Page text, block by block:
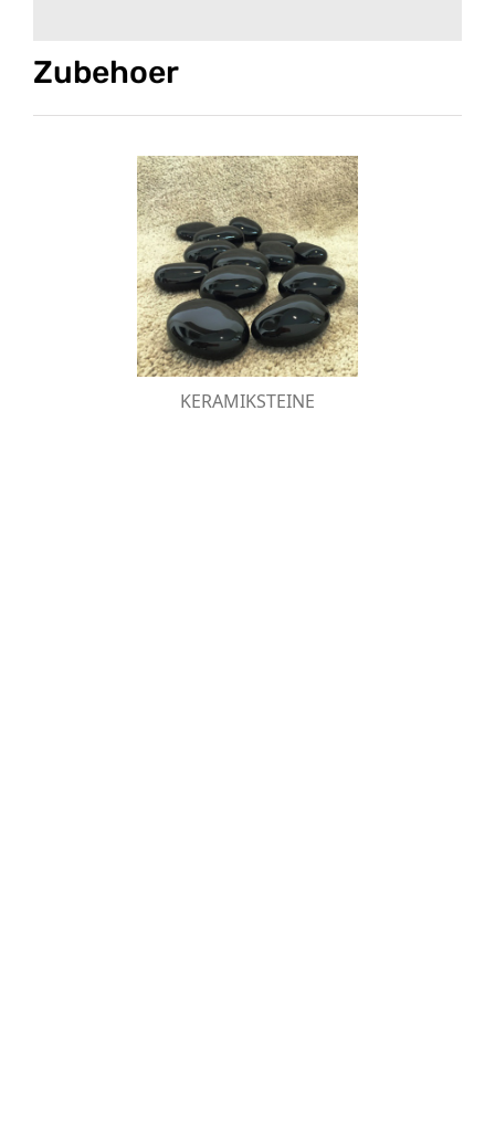
Zubehoer
KERAMIKSTEINE
KERAMIKSTEINE
Die feuerfesten Keramiksteine sind ideal, um
Ihren bioKamino stilvoll und elegant zu
dekorieren..